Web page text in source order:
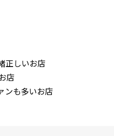
正しいお店
店
ンも多いお店